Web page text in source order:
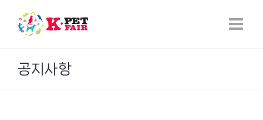
content
공지사항